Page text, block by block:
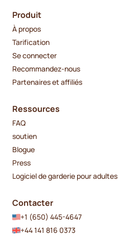
Produit
À propos
Tarification
Se connecter
Recommandez-nous
Partenaires et affiliés
Ressources
FAQ
soutien
Blogue
Press
Logiciel de garderie pour adultes
Contacter
+1 (650) 445-4647
+44 141 816 0373